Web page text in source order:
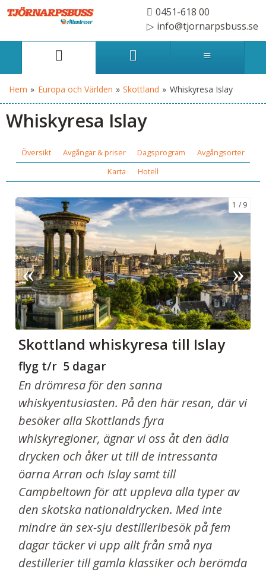
0451-618 00
info@tjornarpsbuss.se
Hem » Europa och Världen » Skottland » Whiskyresa Islay
Whiskyresa Islay
Översikt Avgångar & priser Dagsprogram
Avgångsorter
Karta
Hotell
1 9
Skottland whiskyresa till Islay
flyg t/r 5 dagar
En drömresa för den sanna
whiskyentusiasten. På den här resan, där vi
besöker alla Skottlands fyra
whiskyregioner, ägnar vi oss åt den ädla
drycken och åker ut till de intressanta
öarna Arran och Islay samt till
Campbeltown för att uppleva alla typer av
den skotska nationaldrycken. Med inte
mindre än sex-sju destilleribesök på fem
dagar täcker vi upp allt från små nya
destillerier till gamla klassiker och berömda